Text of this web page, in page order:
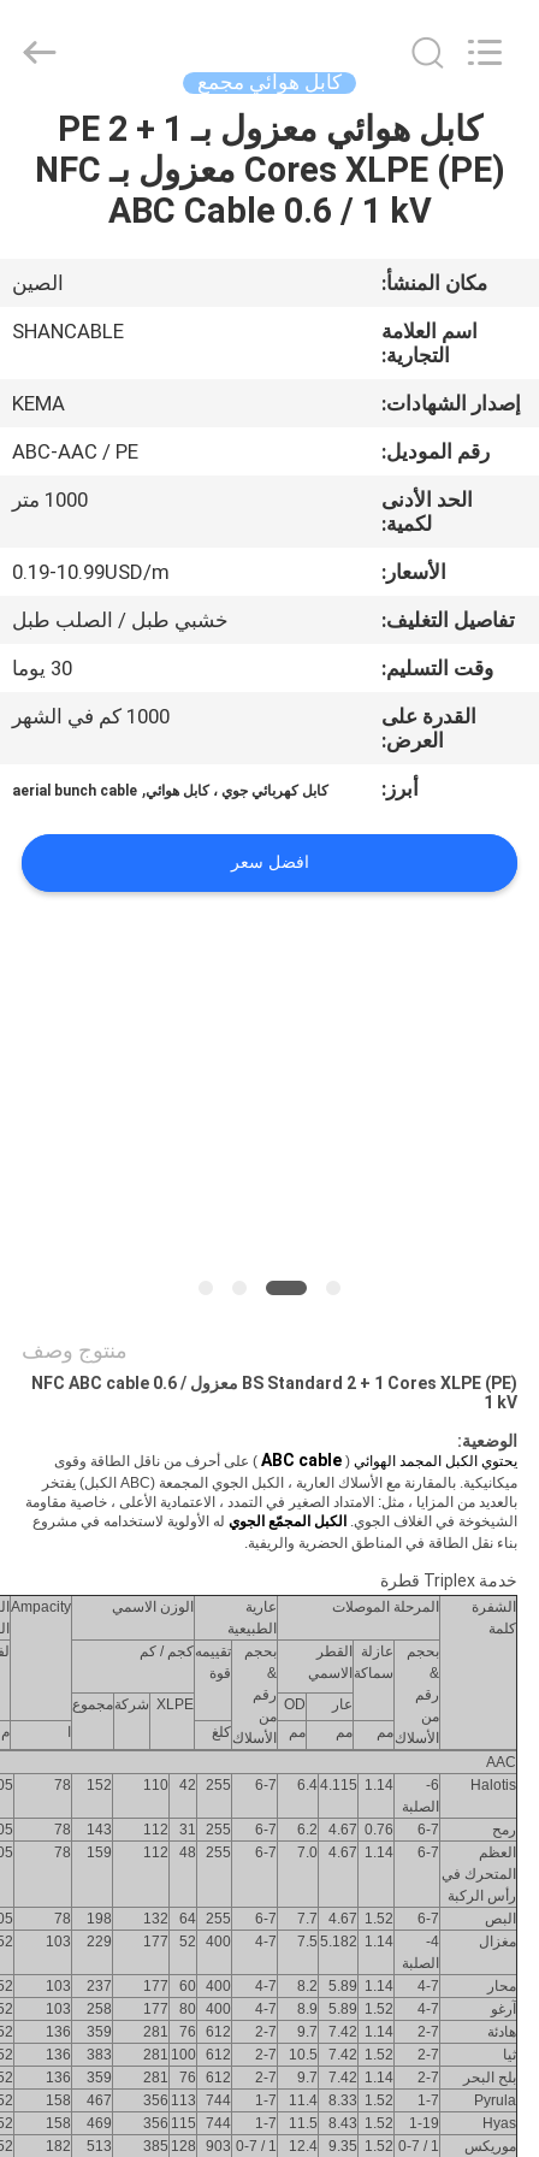
منزل
المنتجات
أشرطة
فيديو
عرض
الواقع
الافتراضي
جولة
المعمل
ضبط
الجودة
خريطة
الموقع
سياسة
الخصوصية
(Group)
كابل هوائي مجمع
كابل هوائي معزول بـ PE 2 + 1
Cores XLPE (PE) معزول بـ NFC
ABC Cable 0.6 / 1 kV
مكان المنشأ:
الصين
اسم العلامة
التجارية:
SHANCABLE
إصدار الشهادات:
KEMA
رقم الموديل:
ABC-AAC / PE
الحد الأدنى
لكمية:
1000 متر
الأسعار:
0.19-10.99USD/m
تفاصيل التغليف:
خشبي طبل / الصلب طبل
وقت التسليم:
30 يوما
القدرة على
العرض:
1000 كم في الشهر
أبرز: كابل كهربائي جوي ، كابل هوائي,
aerial bunch cable
افضل سعر
منتوج وصف
BS Standard 2 + 1 Cores XLPE (PE) معزول NFC ABC cable 0.6 /
1 kV
الوضعية:
يحتوي الكبل المجمد الهوائي (
ABC cable ) على أحرف من ناقل الطاقة وقوى
ميكانيكية.
بالمقارنة مع الأسلاك العارية ، الكبل الجوي المجمعة (ABC الكبل) يفتخر
بالعديد من المزايا ، مثل: الامتداد الصغير في التمدد ، الاعتمادية الأعلى ، خاصية مقاومة
الشيخوخة في الغلاف الجوي. الكبل المجمّع الجوي له الأولوية لاستخدامه في مشروع
بناء نقل الطاقة في المناطق الحضرية والريفية.
خدمة Triplex قطرة
الشفرة
كلمة
المرحلة الموصلات
عارية
الطبيعية
الوزن الاسمي Ampacity
بحجم
&
رقم
من
الأسلاك
عازلة
سماكة
القطر
الاسمي
بحجم
&
رقم
من
الأسلاك
تقييمه
قوة
كجم / كم
عار OD
XLPE شركةمجموع
مم
مم مم كلغ
م
AAC
Halotis
6-
الصلبة
1.14
4.115
6.4
6-7
255
42
110
152
78
رمح 6-7
0.76
4.67
6.2
6-7
255
31
112
143
78
العظم
المتحرك في
رأس الركبة
6-7
1.14
4.67
7.0
6-7
255
48
112
159
78
البص 6-7
1.52
4.67
7.7
6-7
255
64
132
198
78
مغزال
4-
الصلبة
1.14
5.182
7.5
4-7
400
52
177
229
103
محار 4-7
1.14
5.89
8.2
4-7
400
60
177
237
103
آرغو
4-7
1.52
5.89
8.9
4-7
400
80
177
258
103
هادئة
2-7
1.14
7.42
9.7
2-7
612
76
281
359
136
ثيا
2-7
1.52
7.42
10.5
2-7
612
100
281
383
136
بلح البحر
2-7
1.14
7.42
9.7
2-7
612
76
281
359
136
Pyrula
1-7
1.52
8.33
11.4
1-7
744
113
356
467
158
Hyas
1-19
1.52
8.43
11.5
1-7
744
115
356
469
158
موريكس
1 / 0-7
1.52
9.35
12.4
1 / 0-7
903
128
385
513
182